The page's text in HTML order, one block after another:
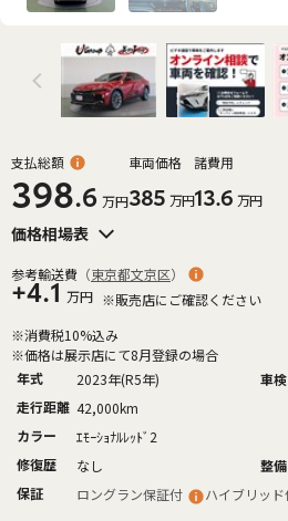
支払総額
398.6 万円
車両価格
385 万円
諸費用
13.6 万円
価格相場表
参考輸送費 （東京都文京区）
+4.1 万円 ※販売店にご確認ください
※消費税10%込み
※価格は展示店にて8月登録の場合
年式
2023年(R5年) 車検
走行距離 42,000km
カラー
ｴﾓｰｼｮﾅﾙﾚｯﾄﾞ2
修復歴
なし 整備
保証
ロングラン保証付 ハイブリッ